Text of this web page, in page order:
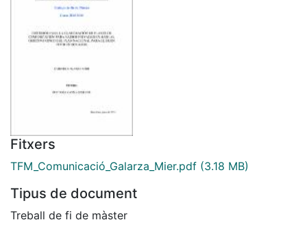
Fitxers
TFM_Comunicació_Galarza_Mier.pdf (3.18 MB)
Tipus de document
Treball de fi de màster